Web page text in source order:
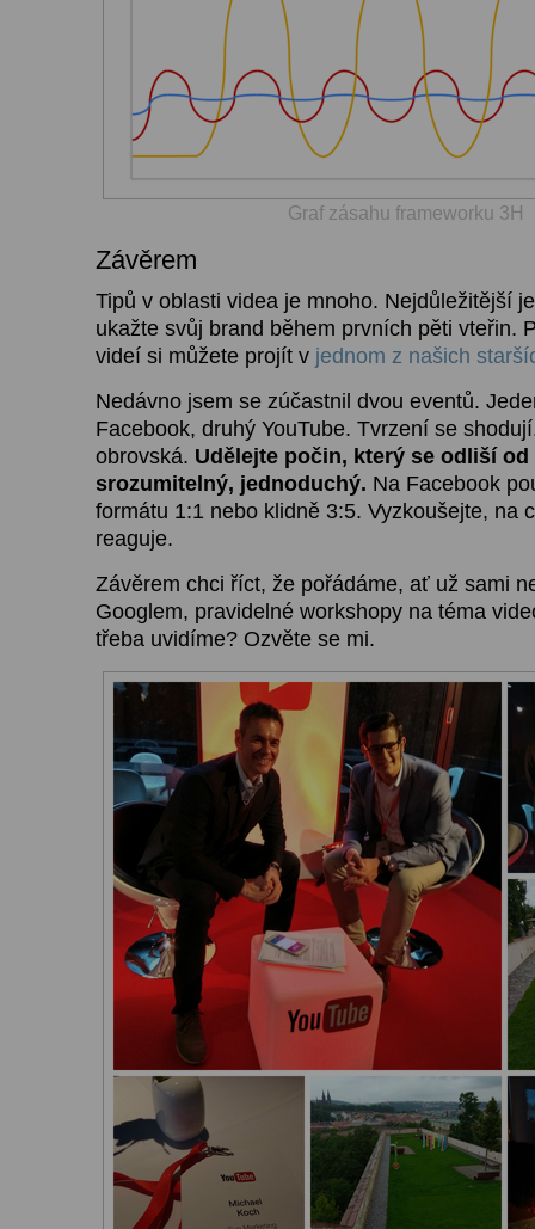
Graf zásahu frameworku 3H
Závěrem
Tipů v oblasti videa je mnoho. Nejdůležitější
ukažte svůj brand během prvních pěti vteřin.
videí si můžete projít v jednom z našich
Nedávno jsem se zúčastnil dvou eventů.
Facebook, druhý YouTube. Tvrzení se
obrovská. Udělejte počin, který se odliší
srozumitelný, jednoduchý. Na Facebook
formátu 1:1 nebo klidně 3:5. Vyzkoušejte, na
reaguje.
Závěrem chci říct, že pořádáme, ať už sami
Googlem, pravidelné workshopy na téma
třeba uvidíme? Ozvěte se mi.